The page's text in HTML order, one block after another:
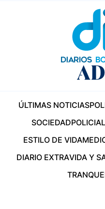
ÚLTIMAS NOTICIAS
SOCIEDAD
ESTILO DE VIDA
DIARIO EXTRAVIDA Y